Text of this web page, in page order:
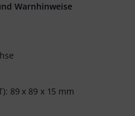
89 x 89 x 15 mm
Warnhinweise